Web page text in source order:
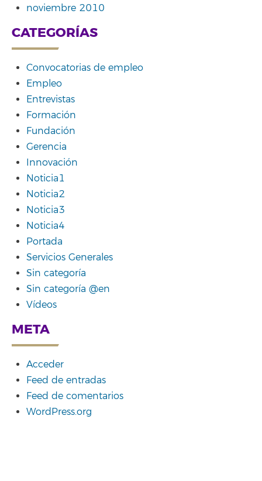
noviembre 2010
CATEGORÍAS
Convocatorias de empleo
Empleo
Entrevistas
Formación
Fundación
Gerencia
Innovación
Noticia1
Noticia2
Noticia3
Noticia4
Portada
Servicios Generales
Sin categoría
Sin categoría @en
Vídeos
META
Acceder
Feed de entradas
Feed de comentarios
WordPress.org